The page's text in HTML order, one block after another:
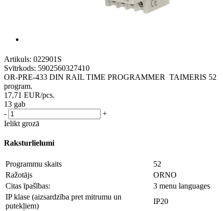
Artikuls: 022901S
Svītrkods: 5902560327410
OR-PRE-433 DIN RAIL TIME PROGRAMMER TAIMERIS 52
program.
17,71 EUR/pcs.
13 gab
-
+
Ielikt grozā
Raksturlielumi
Programmu skaits
52
Ražotājs
ORNO
Citas īpašības:
3 menu languages
IP klase (aizsardzība pret mitrumu un
putekļiem)
IP20